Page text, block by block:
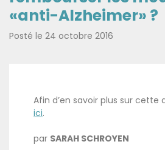
«anti-Alzheimer» ?
Posté le 24 octobre 2016
Afin d’en savoir plus sur cette
ici.
par SARAH SCHROYEN